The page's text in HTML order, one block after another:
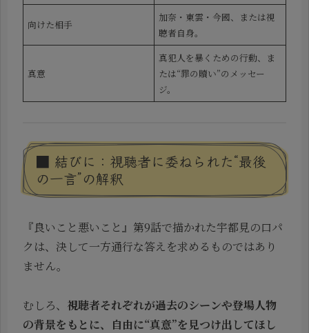
向けた相手
加奈・東雲・今國、または視
聴者自身。
真意
真犯人を暴くための行動、ま
たは“罪の贖い”のメッセー
ジ。
■ 結びに：視聴者に委ねられた“最後
の一言”の解釈
『良いこと悪いこと』第9話で描かれた宇都見の口パ
クは、決して一方通行な答えを求めるものではあり
ません。
むしろ、 視聴者それぞれが過去のシーンや登場人物
の背景をもとに、自由に“真意”を見つけ出してほし